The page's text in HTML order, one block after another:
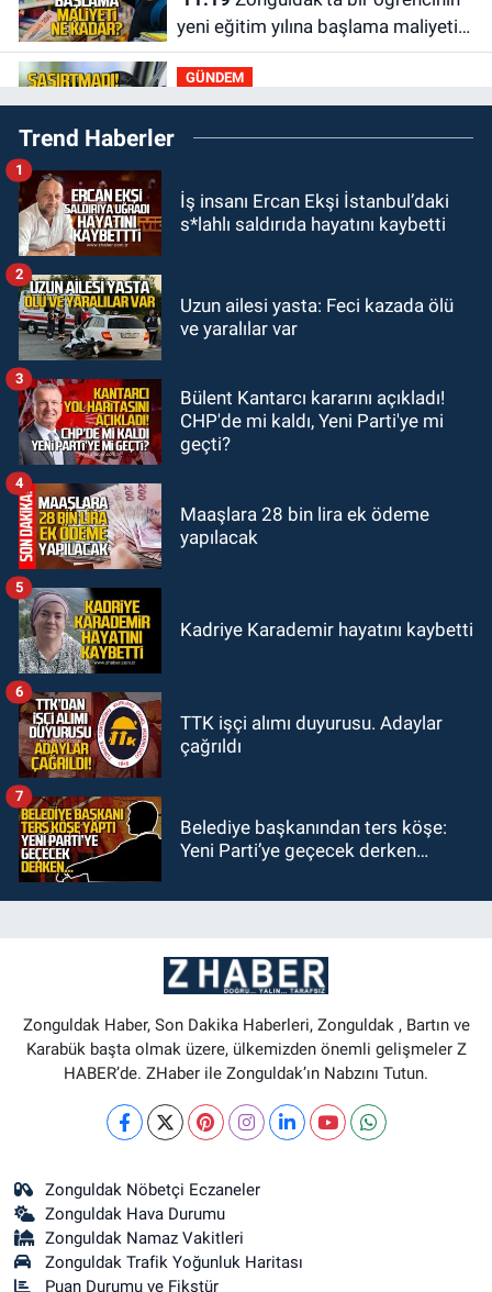
yeni eğitim yılına başlama maliyeti
ne kadar?
GÜNDEM
11:13Şaşırtmadı... Akaryakıta bir
zam daha geliyor
11:00Belediye duyurdu! Yüzme
yarışması ertelendi
10:55İşçi servisi kaza yaptı...
GÜNDEM
10:06“Drakula” alarmı! Zonguldak,
Bartın ve Düzce tehdit altında
Trend Haberler
İş insanı Ercan Ekşi İstanbul’daki
s*lahlı saldırıda hayatını kaybetti
1
Uzun ailesi yasta: Feci kazada ölü
ve yaralılar var
2
Bülent Kantarcı kararını açıkladı!
CHP'de mi kaldı, Yeni Parti'ye mi
geçti?
3
Maaşlara 28 bin lira ek ödeme
yapılacak
4
Kadriye Karademir hayatını kaybetti
5
TTK işçi alımı duyurusu. Adaylar
çağrıldı
6
Belediye başkanından ters köşe:
Yeni Parti’ye geçecek derken…
7
Zonguldak Haber, Son Dakika Haberleri, Zonguldak , Bartın ve
Karabük başta olmak üzere, ülkemizden önemli gelişmeler Z
HABER’de. ZHaber ile Zonguldak’ın Nabzını Tutun.
Zonguldak Nöbetçi Eczaneler
Zonguldak Hava Durumu
Zonguldak Namaz Vakitleri
Zonguldak Trafik Yoğunluk Haritası
Puan Durumu ve Fikstür